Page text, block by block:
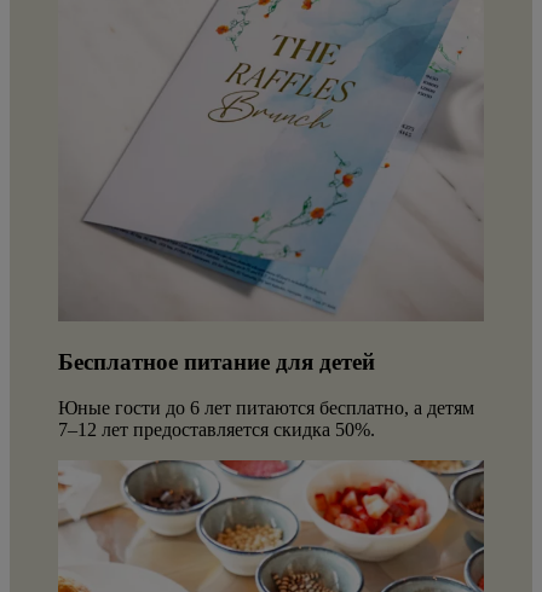
Бесплатное питание для детей
Юные гости до 6 лет питаются бесплатно, а детям
7–12 лет предоставляется скидка 50%.